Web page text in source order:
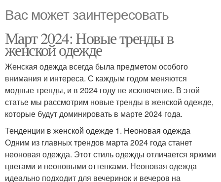
Вас может заинтересовать
Март 2024: Новые тренды в
женской одежде
Женская одежда всегда была предметом особого
внимания и интереса. С каждым годом меняются
модные тренды, и в 2024 году не исключение. В этой
статье мы рассмотрим новые тренды в женской одежде,
которые будут доминировать в марте 2024 года.
Тенденции в женской одежде 1. Неоновая одежда
Одним из главных трендов марта 2024 года станет
неоновая одежда. Этот стиль одежды отличается яркими
цветами и неоновыми оттенками. Неоновая одежда
идеально подходит для вечеринок и вечеров на